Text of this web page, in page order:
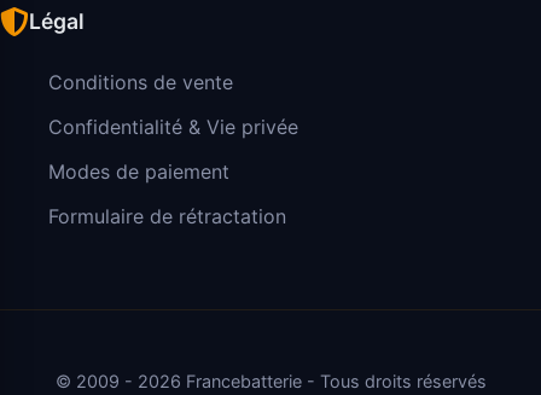
Légal
Conditions de vente
Confidentialité & Vie privée
Modes de paiement
Formulaire de rétractation
© 2009 - 2026 Francebatterie - Tous droits réservés